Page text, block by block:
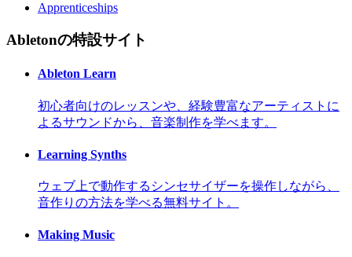
Apprenticeships
Abletonの特設サイト
Ableton Learn
初心者向けのレッスンや、経験豊富なアーティストに
よるサウンドから、音楽制作を学べます。
Learning Synths
ウェブ上で動作するシンセサイザーを操作しながら、
音作りの方法を学べる無料サイト。
Making Music